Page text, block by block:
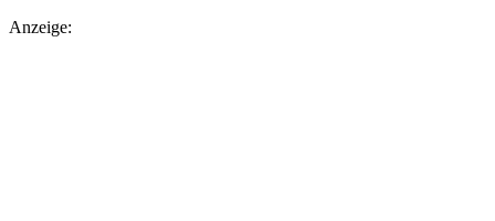
Anzeige: